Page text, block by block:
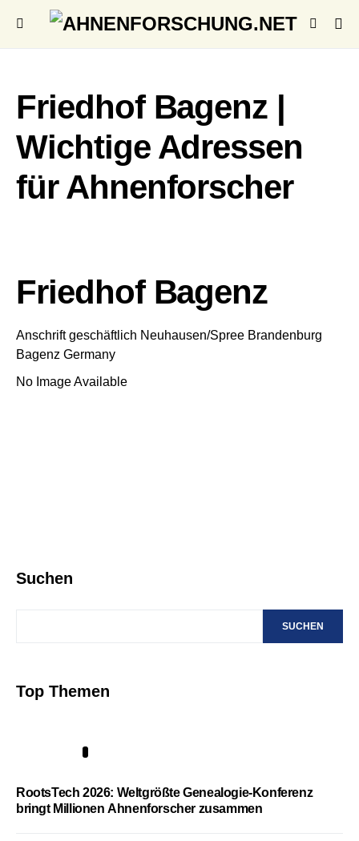
Friedhof Bagenz |
Wichtige Adressen
für Ahnenforscher
Friedhof Bagenz
Anschrift geschäftlich Neuhausen/Spree Brandenburg
Bagenz Germany
No Image Available
Suchen
SUCHEN
Top Themen
RootsTech 2026: Weltgrößte Genealogie-Konferenz
bringt Millionen Ahnenforscher zusammen